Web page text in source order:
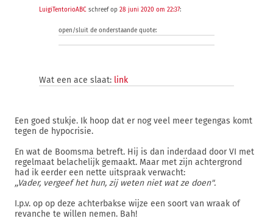
LuigiTentorioABC schreef op 28 juni 2020 om 22:37:
open/sluit de onderstaande quote:
Wat een ace slaat: link
Een goed stukje. Ik hoop dat er nog veel meer tegengas komt
tegen de hypocrisie.
En wat de Boomsma betreft. Hij is dan inderdaad door VI met
regelmaat belachelijk gemaakt. Maar met zijn achtergrond
had ik eerder een nette uitspraak verwacht:
,,Vader, vergeef het hun, zij weten niet wat ze doen".
I.p.v. op op deze achterbakse wijze een soort van wraak of
revanche te willen nemen. Bah!